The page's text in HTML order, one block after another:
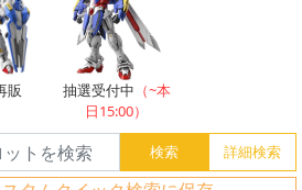
販 抽選受付中 （~本
日15:00）